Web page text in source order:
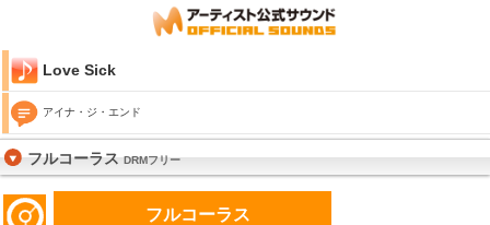
Love Sick
アイナ・ジ・エンド
フルコーラスDRMフリー
フルコーラス